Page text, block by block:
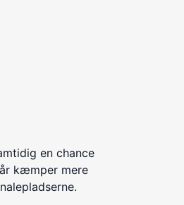
en chance
kæmper mere